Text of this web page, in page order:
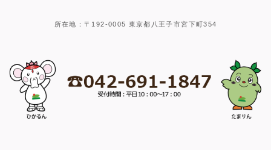
所在地：〒192-0005 東京都八王子市宮下町354